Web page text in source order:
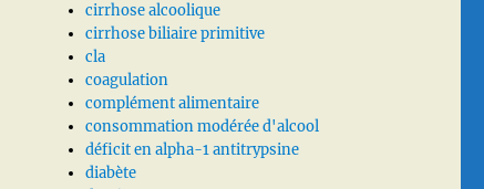
cirrhose alcoolique
cirrhose biliaire primitive
cla
coagulation
complément alimentaire
consommation modérée d'alcool
déficit en alpha-1 antitrypsine
diabète